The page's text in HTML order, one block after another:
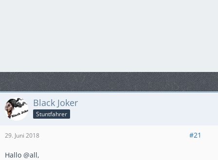
Black Joker
Stuntfahrer
29. Juni 2018 #21
Hallo @all,